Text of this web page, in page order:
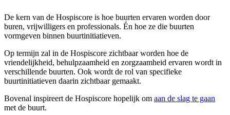
De kern van de Hospiscore is hoe buurten ervaren worden door
buren, vrijwilligers en professionals. Én hoe ze die buurten
vormgeven binnen buurtinitiatieven.
Op termijn zal in de Hospiscore zichtbaar worden hoe de
vriendelijkheid, behulpzaamheid en zorgzaamheid ervaren wordt in
verschillende buurten. Ook wordt de rol van specifieke
buurtinitiatieven daarin zichtbaar gemaakt.
Bovenal inspireert de Hospiscore hopelijk om aan de slag te gaan
met de buurt.